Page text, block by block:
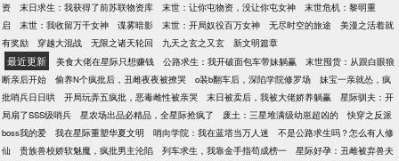
资
末日求生：我获得了前苏联物资库 末世：让你屯物资，没让你屯女神
末世危机：黎明重
启
末世：我收留万千女神 谍雾暗影 末世：开局奴役百万女神 无尽时空的旅途
美漫之活着就
有奖励
穿越大混战 无限之诸天轮回 九天之玄之又玄 新文明篇章
最近更新 美食大佬在星际只想赚钱 公路求生：我开破面包车带妹躺赢
末世囤货：从跟白眼狼
断亲后开始
偷养N个疯批后，丑雌夜夜被撩哭 o装b翻车后，深陷学院修罗场
妹宝一亲就怂，疯
批哨兵日日哄
开局玩弄五疯批，恶毒雌性被亲哭 末日被卖后，我被大佬娇养躺赢
星际驯夫：开
局扇了SSS级哨兵
星农场出品必精品，全星际抢疯了 废土：三星堆满级幼崽超凶的
快穿之反派
boss我的爱
我在星际重塑华夏文明 哨向学院：我在蓝塔当万人迷
不是公路求生吗？怎么有人修
仙
贵族兽校娇软魅魔，疯批男主沦陷 列车求生，我靠金手指苟成榜一
星际好孕：丑雌被弃兽夫